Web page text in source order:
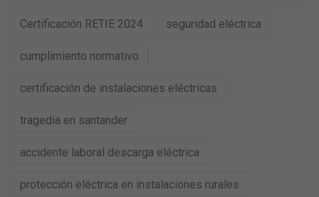
Certificación RETIE 2024 seguridad eléctrica
cumplimiento normativo
certificación de instalaciones eléctricas
tragedia en santander
accidente laboral descarga eléctrica
protección eléctrica en instalaciones rurales